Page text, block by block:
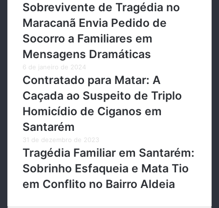
Sobrevivente de Tragédia no
Maracanã Envia Pedido de
Socorro a Familiares em
Mensagens Dramáticas
6 de janeiro de 2024
Contratado para Matar: A
Caçada ao Suspeito de Triplo
Homicídio de Ciganos em
Santarém
31 de dezembro de 2023
Tragédia Familiar em Santarém:
Sobrinho Esfaqueia e Mata Tio
em Conflito no Bairro Aldeia